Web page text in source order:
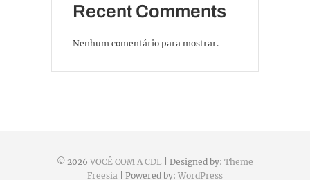
Recent Comments
Nenhum comentário para mostrar.
© 2026 VOCÊ COM A CDL | Designed by: Theme
Freesia | Powered by: WordPress